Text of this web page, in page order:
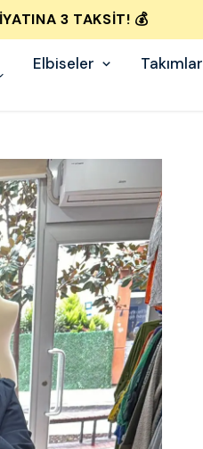
3 TAKSIT! 💰
Elbiseler Takımlar